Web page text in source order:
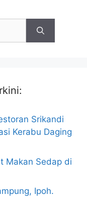
Srikandi
Kerabu Daging
Makan Sedap di
Ipoh.